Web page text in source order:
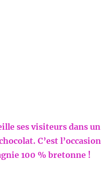
ses visiteurs dans un
C’est l’occasion
100 % bretonne !